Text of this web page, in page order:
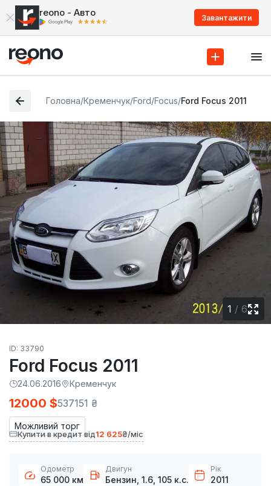
reono - Авто Завантажити
Головна/Кременчук/Ford/Focus/Ford Focus 2011
1 / 6
ID: 33790
Ford Focus 2011
24.06.2016 Кременчук
Можливий торг
12000 $537151 ₴
Купити в кредит від12 625₴/міс
Одометр
65 000 км
Двигун
Бензин, 1.6, 105 к.с.
Рік
2011